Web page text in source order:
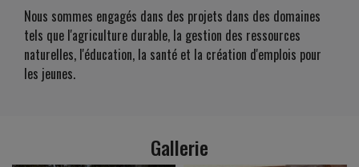
Nous sommes engagés dans des projets dans des domaines
tels que l'agriculture durable, la gestion des ressources
naturelles, l'éducation, la santé et la création d'emplois pour
les jeunes.
Gallerie